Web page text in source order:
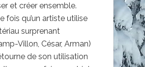
et créer ensemble.
fois qu’un artiste utilise
surprenant
Villon, César, Arman)
de son utilisation